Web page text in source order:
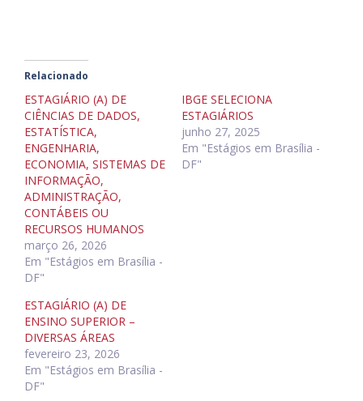
Relacionado
ESTAGIÁRIO (A) DE
CIÊNCIAS DE DADOS,
ESTATÍSTICA,
ENGENHARIA,
ECONOMIA, SISTEMAS DE
INFORMAÇÃO,
ADMINISTRAÇÃO,
CONTÁBEIS OU
RECURSOS HUMANOS
março 26, 2026
Em "Estágios em Brasília -
DF"
IBGE SELECIONA
ESTAGIÁRIOS
junho 27, 2025
Em "Estágios em Brasília -
DF"
ESTAGIÁRIO (A) DE
ENSINO SUPERIOR –
DIVERSAS ÁREAS
fevereiro 23, 2026
Em "Estágios em Brasília -
DF"